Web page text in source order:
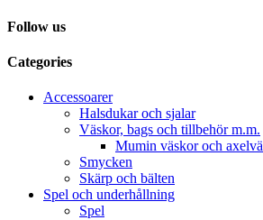
Follow us
Categories
Accessoarer
Halsdukar och sjalar
Väskor, bags och tillbehör m.m.
Mumin väskor och
Smycken
Skärp och bälten
Spel och underhållning
Spel